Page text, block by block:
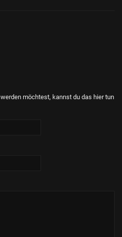
möchtest, kannst du das hier tun